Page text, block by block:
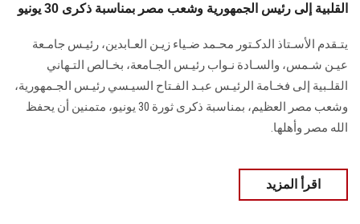
القلبية إلى رئيس الجمهورية وشعب مصر بمناسبة ذكرى 30 يونيو
يتـقدم الأسـتاذ الدكـتور محـمد ضـياء زيـن العـابدين، رئيـس جامـعة
عيـن شـمس، والسـادة نـواب رئيـس الجـامعة، بخـالص التـهاني
القلـبية إلى فخـامة الرئيـس عبـد الفـتاح السيـسي رئيـس الجـمهورية،
وشعب مصر العظيم، بمناسبة ذكرى ثورة 30 يونيو، متمنين أن يحفظ
الله مصر وأهلها.
اقرأ المزيد